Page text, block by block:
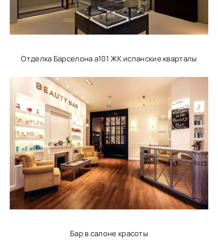
Отделка Барселона а101 ЖК испанские кварталы
Бар в салоне красоты